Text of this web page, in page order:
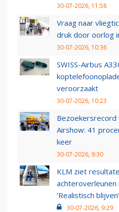
30-07-2026, 11:58
Vraag naar
druk door oorlog
30-07-2026, 10:36
SWISS-Airbus
veroorzaakt
30-07-2026, 10:23
Bezoekersrecord
Airshow: 41
keer
30-07-2026, 9:30
KLM ziet
achteroverleunen
‘Realistisch blijven’
30-07-2026, 9:29